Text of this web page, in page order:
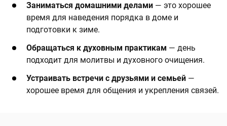
Заниматься домашними делами — это хорошее
время для наведения порядка в доме и
подготовки к зиме.
Обращаться к духовным практикам — день
подходит для молитвы и духовного очищения.
Устраивать встречи с друзьями и семьей —
хорошее время для общения и укрепления связей.